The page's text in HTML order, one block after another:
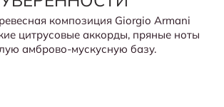
композиция Giorgio Armani
цитрусовые аккорды, пряные ноты
амброво-мускусную базу.